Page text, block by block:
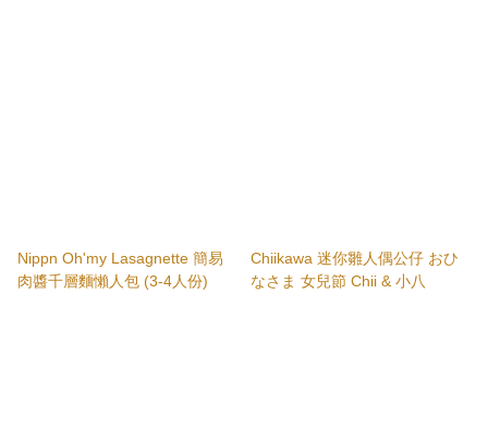
Nippn Oh'my Lasagnette 簡易
肉醬千層麵懶人包 (3-4人份)
Chiikawa 迷你雛人偶公仔 おひ
なさま 女兒節 Chii & 小八